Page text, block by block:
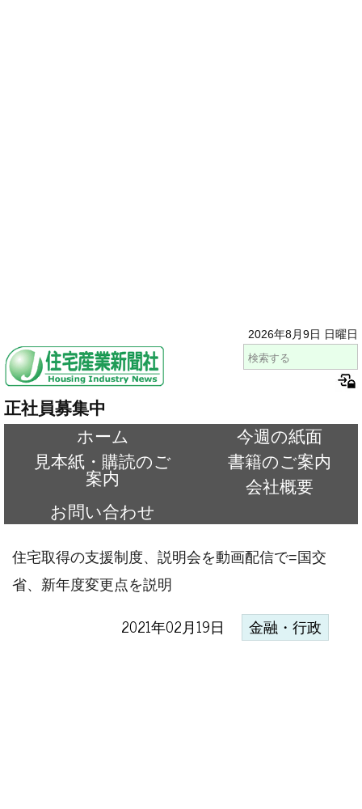
2026年8月9日 日曜日
正社員募集中
ホーム
今週の紙面
見本紙・購読のご
案内
書籍のご案内
会社概要
お問い合わせ
住宅取得の支援制度、説明会を動画配信で=国交
省、新年度変更点を説明
2021年02月19日 金融・行政